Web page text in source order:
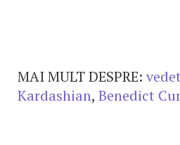
MAI MULT DESPRE:
Kardashian, Benedict